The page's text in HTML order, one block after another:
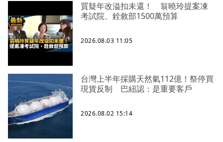
質疑年改溢扣未還！ 翁曉玲提案凍
考試院、銓敘部1500萬預算
2026.08.03 11:05
台灣上半年採購天然氣112億！祭停買
現貨反制 巴紐認：是重要客戶
2026.08.02 15:14